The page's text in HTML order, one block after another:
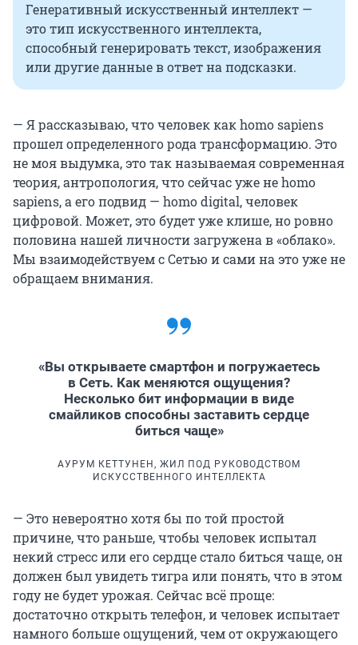
Генеративный искусственный интеллект —
это тип искусственного интеллекта,
способный генерировать текст, изображения
или другие данные в ответ на подсказки.
— Я рассказываю, что человек как homo sapiens
прошел определенного рода трансформацию. Это
не моя выдумка, это так называемая современная
теория, антропология, что сейчас уже не homo
sapiens, а его подвид — homo digital, человек
цифровой. Может, это будет уже клише, но ровно
половина нашей личности загружена в «облако».
Мы взаимодействуем с Сетью и сами на это уже не
обращаем внимания.
«Вы открываете смартфон и погружаетесь
в Сеть. Как меняются ощущения?
Несколько бит информации в виде
смайликов способны заставить сердце
биться чаще»
АУРУМ КЕТТУНЕН, ЖИЛ ПОД РУКОВОДСТВОМ
ИСКУССТВЕННОГО ИНТЕЛЛЕКТА
— Это невероятно хотя бы по той простой
причине, что раньше, чтобы человек испытал
некий стресс или его сердце стало биться чаще, он
должен был увидеть тигра или понять, что в этом
году не будет урожая. Сейчас всё проще:
достаточно открыть телефон, и человек испытает
намного больше ощущений, чем от окружающего